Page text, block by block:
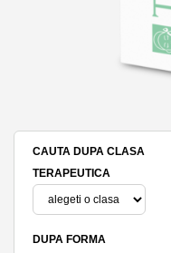
CAUTA DUPA CLASA
TERAPEUTICA
DUPA FORMA